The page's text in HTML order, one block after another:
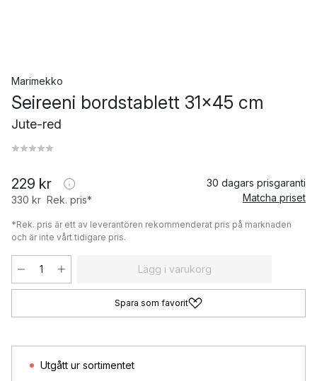
Marimekko
Seireeni bordstablett 31x45 cm
Jute-red
229 kr
330 kr Rek. pris*
30 dagars prisgaranti
Matcha priset
*Rek. pris är ett av leverantören rekommenderat pris på marknaden
och är inte vårt tidigare pris.
Lägg i varukorg
Spara som favorit
Utgått ur sortimentet